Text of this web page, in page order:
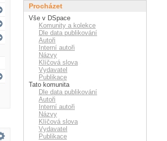
Procházet
Vše v DSpace
Komunity a kolekce
Dle data publikování
Autoři
Interní autoři
Názvy
Klíčová slova
Vydavatel
Publikace
Tato komunita
Dle data publikování
Autoři
Interní autoři
Názvy
Klíčová slova
Vydavatel
Publikace